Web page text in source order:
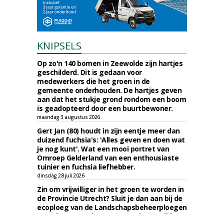
KNIPSELS
Op zo'n 140 bomen in Zeewolde zijn hartjes
geschilderd. Dit is gedaan voor
medewerkers die het groen in de
gemeente onderhouden. De hartjes geven
aan dat het stukje grond rondom een boom
is geadopteerd door een buurtbewoner.
maandag 3 augustus 2026
Gert Jan (80) houdt in zijn eentje meer dan
duizend fuchsia's: 'Alles geven en doen wat
je nog kunt'. Wat een mooi portret van
Omroep Gelderland van een enthousiaste
tuinier en fuchsia liefhebber.
dinsdag 28 juli 2026
Zin om vrijwilliger in het groen te worden in
de Provincie Utrecht? Sluit je dan aan bij de
ecoploeg van de Landschapsbeheerploegen